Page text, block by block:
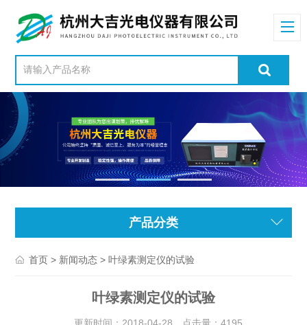
产品分类
首页 > 新闻动态 > 叶绿素测定仪的试验
叶绿素测定仪的试验